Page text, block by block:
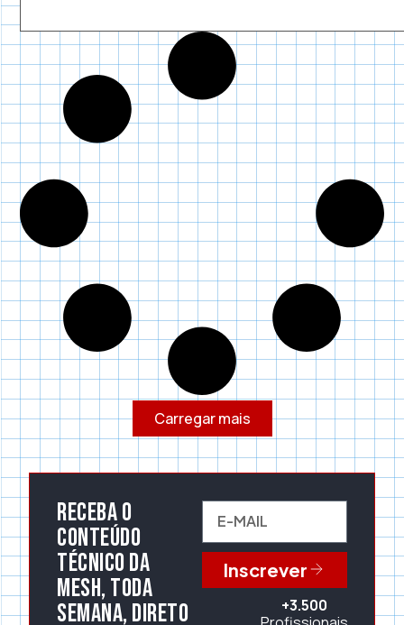
Carregar mais
Receba o
conteúdo
técnico da
Mesh, toda
semana, direto
Inscrever
+3.500